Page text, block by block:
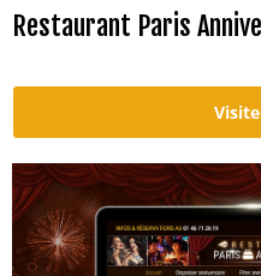
SERVICES
CLIENTS
Restaurant Paris